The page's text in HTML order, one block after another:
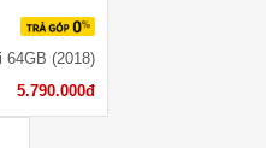
64GB (2018)
5.790.000đ